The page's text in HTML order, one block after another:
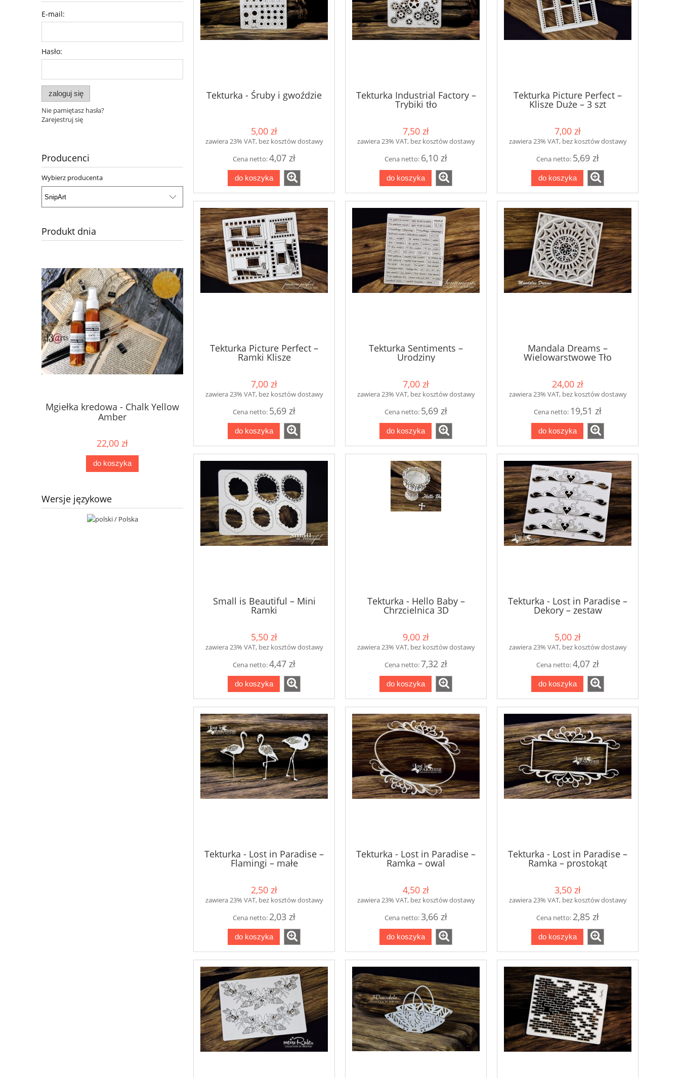
E-mail:
Hasło:
zaloguj się
Nie pamiętasz hasła?
Zarejestruj się
Producenci
Wybierz producenta
Produkt dnia
Mgiełka kredowa - Chalk Yellow
Amber
22,00 zł
do koszyka
Mgiełka kredowa - Chalk Indigo
22,00 zł
do koszyka
Mikrokulki szklane D3
12,00 zł
do koszyka
Pojemnik do mycia pędzli -
składany
29,00 zł
do koszyka
Wersje językowe
Tekturka - Śruby i gwoździe
5,00 zł
zawiera 23% VAT, bez kosztów dostawy
Cena netto:4,07 zł
do koszyka
Tekturka Industrial Factory –
Trybiki tło
7,50 zł
zawiera 23% VAT, bez kosztów dostawy
Cena netto: 6,10 zł
do koszyka
Tekturka Picture Perfect –
Klisze Duże – 3 szt
7,00 zł
zawiera 23% VAT, bez kosztów dostawy
Cena netto: 5,69 zł
do koszyka
Tekturka Picture Perfect –
Ramki Klisze
7,00 zł
zawiera 23% VAT, bez kosztów dostawy
Cena netto: 5,69 zł
do koszyka
Tekturka Sentiments –
Urodziny
7,00 zł
zawiera 23% VAT, bez kosztów dostawy
Cena netto: 5,69 zł
do koszyka
Mandala Dreams –
Wielowarstwowe Tło
24,00 zł
zawiera 23% VAT, bez kosztów dostawy
Cena netto: 19,51 zł
do koszyka
Small is Beautiful – Mini
Ramki
5,50 zł
zawiera 23% VAT, bez kosztów dostawy
Cena netto:4,47 zł
do koszyka
Tekturka - Hello Baby –
Chrzcielnica 3D
9,00 zł
zawiera 23% VAT, bez kosztów dostawy
Cena netto:7,32 zł
do koszyka
Tekturka - Lost in Paradise –
Dekory – zestaw
5,00 zł
zawiera 23% VAT, bez kosztów dostawy
Cena netto:4,07 zł
do koszyka
Tekturka - Lost in Paradise –
Flamingi – małe
2,50 zł
zawiera 23% VAT, bez kosztów dostawy
Cena netto: 2,03 zł
do koszyka
Tekturka - Lost in Paradise –
Ramka – owal
4,50 zł
zawiera 23% VAT, bez kosztów dostawy
Cena netto:3,66 zł
do koszyka
Tekturka - Lost in Paradise –
Ramka – prostokąt
3,50 zł
zawiera 23% VAT, bez kosztów dostawy
Cena netto: 2,85 zł
do koszyka